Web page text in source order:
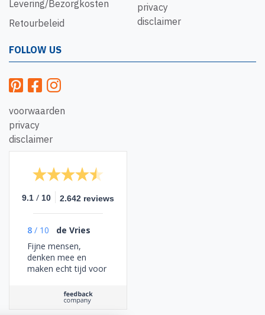
Levering/Bezorgkosten
Retourbeleid
privacy
disclaimer
FOLLOW US
voorwaarden
privacy
disclaimer
9.1 / 10 2.642 reviews
8 / 10
de Vries
Fijne mensen,
denken mee en
maken echt tijd voor